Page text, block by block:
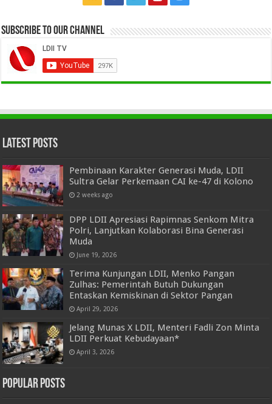
Subscribe to our Channel
Latest Posts
Pembinaan Karakter Generasi Muda, LDII
Sultra Gelar Perkemaan CAI ke-47 di Kolono
2 weeks ago
DPP LDII Apresiasi Rapimnas Senkom Mitra
Polri, Lanjutkan Kolaborasi Bina Generasi
Muda
June 19, 2026
Terima Kunjungan LDII, Menko Pangan
Zulhas: Pemerintah Butuh Dukungan
Entaskan Kemiskinan di Sektor Pangan
April 29, 2026
Jelang Munas X LDII, Menteri Fadli Zon Minta
LDII Perkuat Kebudayaan*
April 3, 2026
Popular Posts